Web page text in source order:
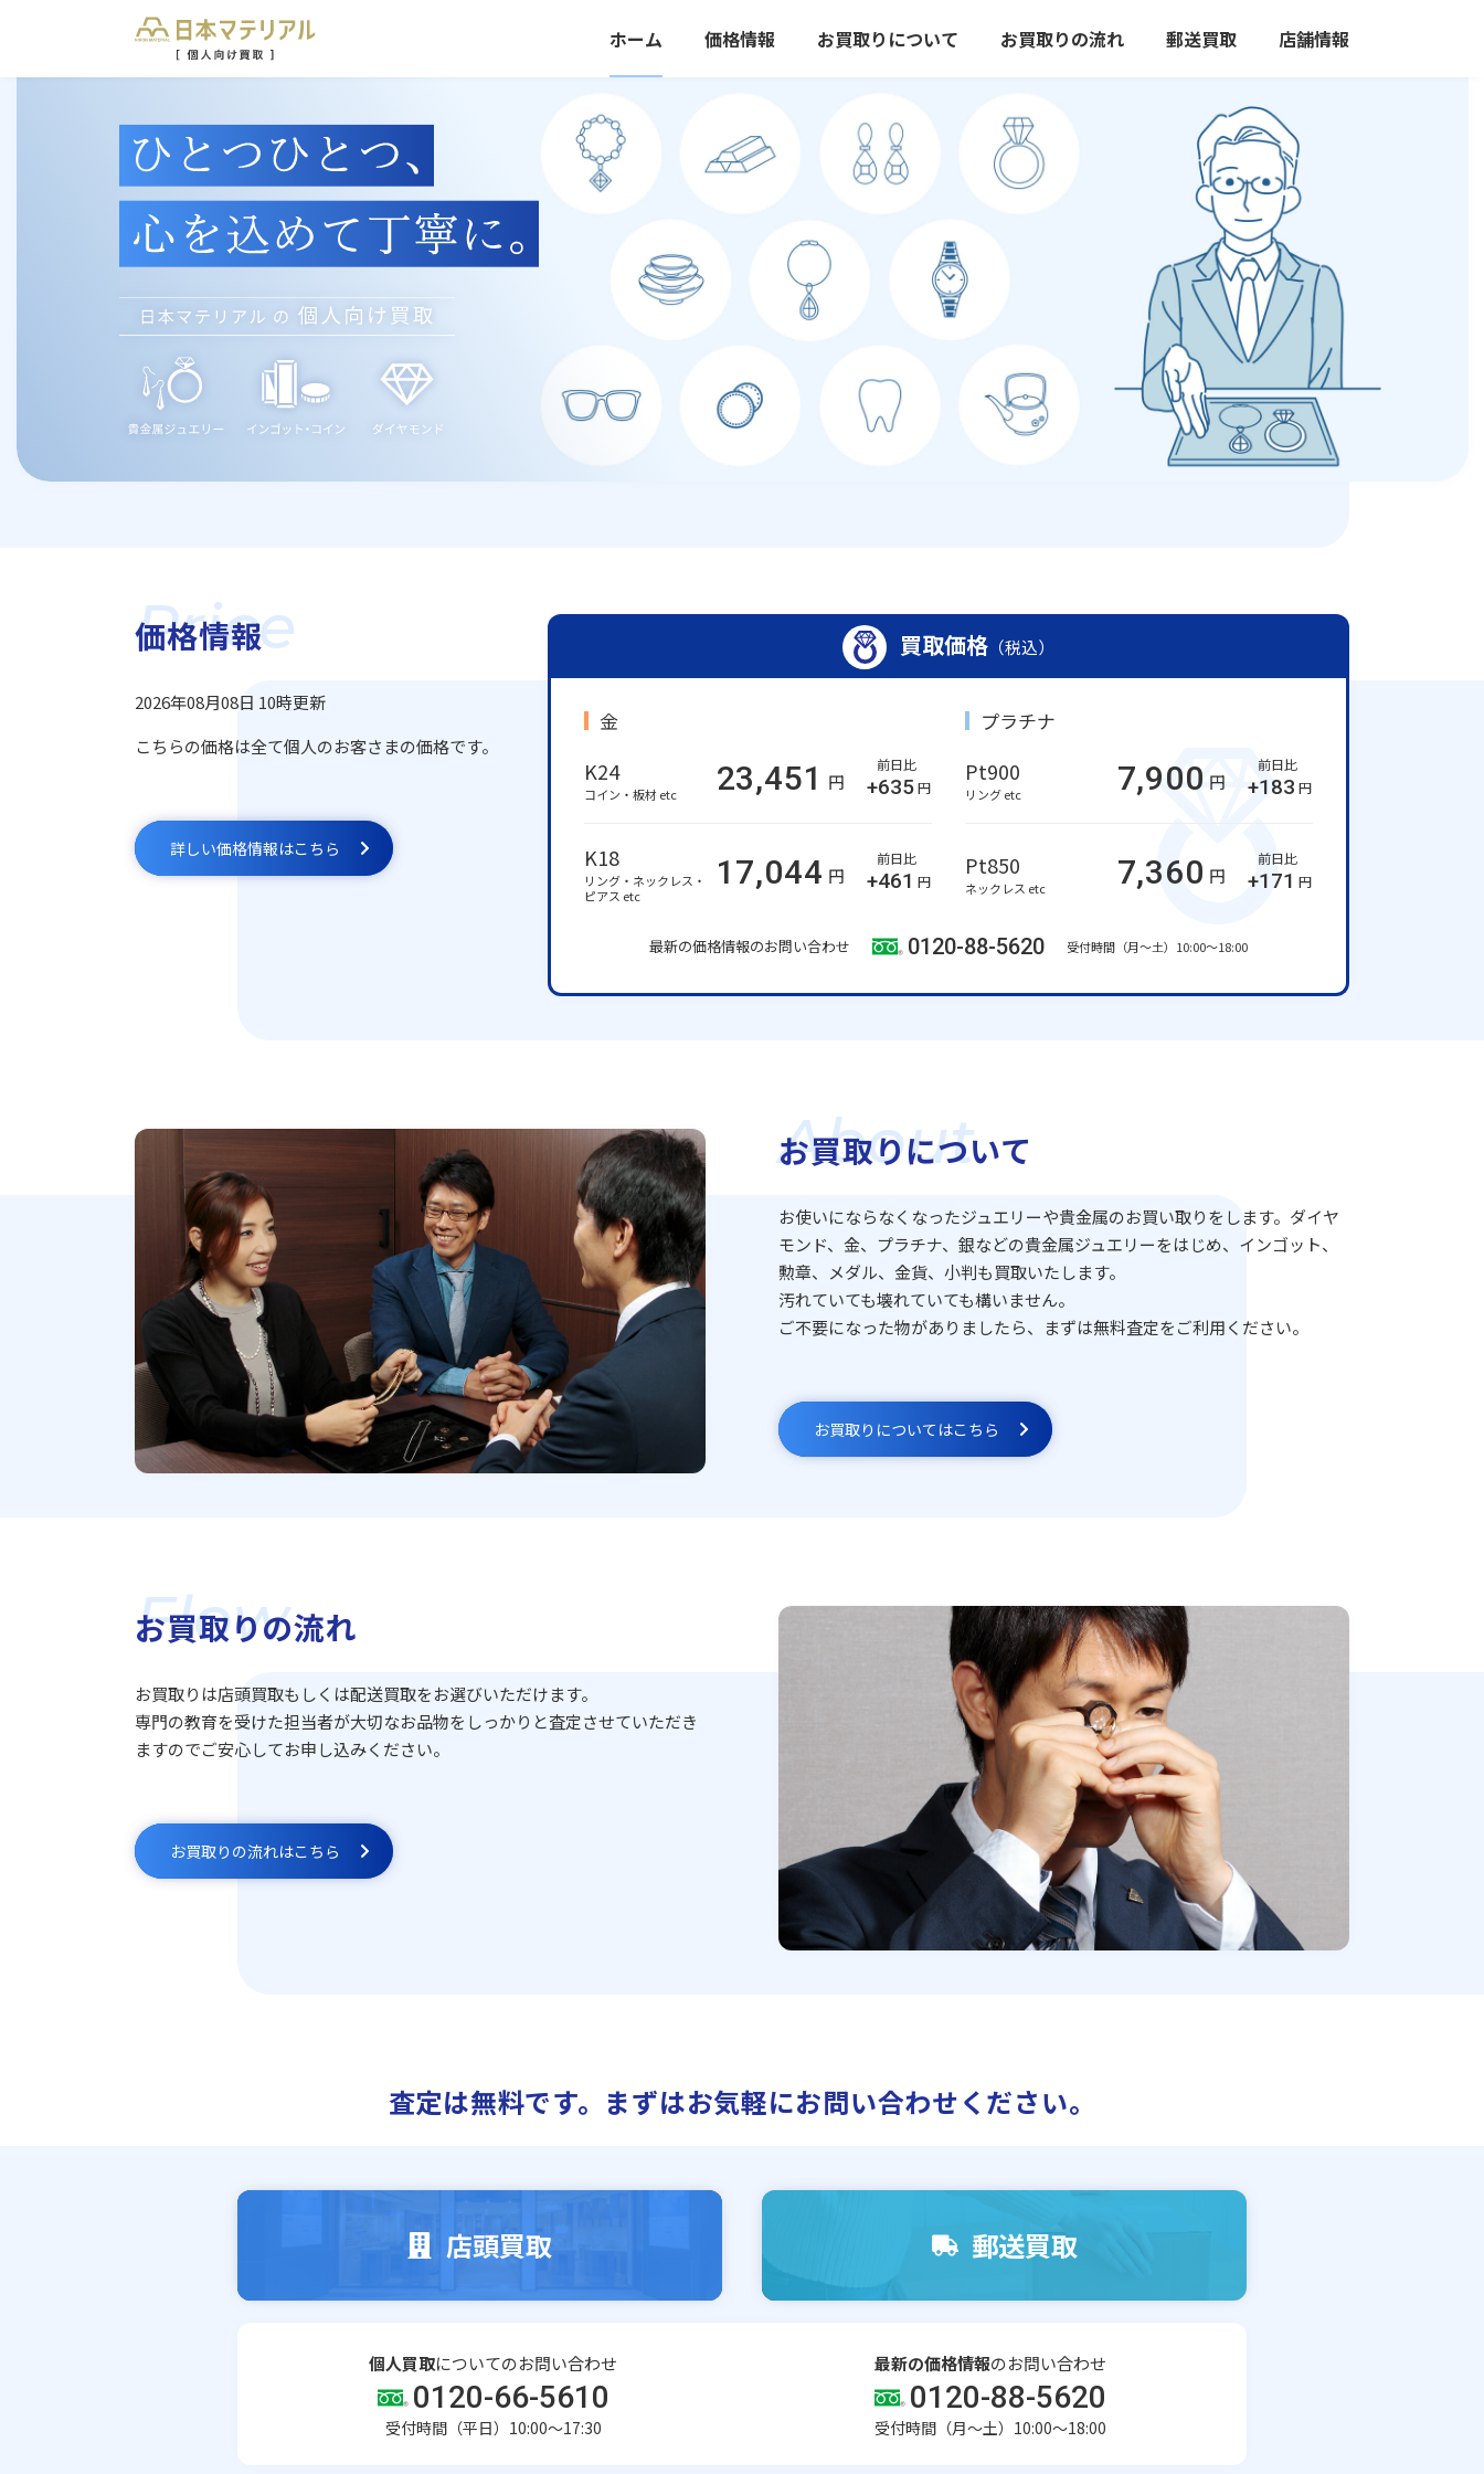
ホーム 価格情報 お買取りについて お買取りの流れ 郵送買取 店舗情報
価格情報
Price
2026年08月08日 10時更新
こちらの価格は全て個人のお客さまの価格です。
詳しい価格情報はこちら
買取価格 （税込）
金
K24
コイン・板材 etc 23,451 円
前日比
+635 円
K18
リング・ネックレス・
ピアス etc
17,044 円
前日比
+461 円
プラチナ
Pt900
リング etc 7,900 円
前日比
+183 円
Pt850
ネックレス etc 7,360 円
前日比
+171 円
最新の価格情報のお問い合わせ 0120-88-5620 受付時間（月～土）10:00～18:00
お買取りについて
About
お使いにならなくなったジュエリーや貴金属のお買い取りをします。ダイヤ
モンド、金、プラチナ、銀などの貴金属ジュエリーをはじめ、インゴット、
勲章、メダル、金貨、小判も買取いたします。
汚れていても壊れていても構いません。
ご不要になった物がありましたら、まずは無料査定をご利用ください。
お買取りについてはこちら
お買取りの流れ
Flow
お買取りは店頭買取もしくは配送買取をお選びいただけます。
専門の教育を受けた担当者が大切なお品物をしっかりと査定させていただき
ますのでご安心してお申し込みください。
お買取りの流れはこちら
査定は無料です。 まずはお気軽にお問い合わせください。
店頭買取 郵送買取
個人買取についてのお問い合わせ
0120-66-5610
受付時間（平日）10:00～17:30
最新の価格情報のお問い合わせ
0120-88-5620
受付時間（月〜土）10:00～18:00